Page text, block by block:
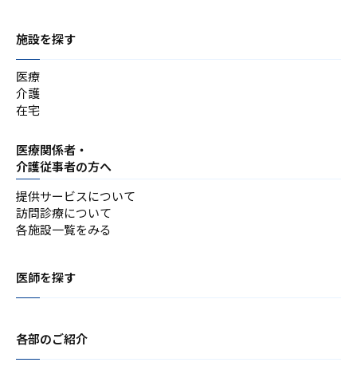
施設を探す
医療
介護
在宅
医療関係者・
介護従事者の方へ
提供サービスについて
訪問診療について
各施設一覧をみる
医師を探す
各部のご紹介